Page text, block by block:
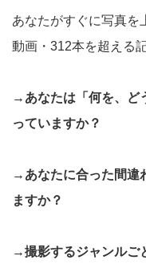
あなたがすぐに写真を
動画・312本を超える
→あなたは「何を、ど
っていますか？
→あなたに合った間違
ますか？
→撮影するジャンルご